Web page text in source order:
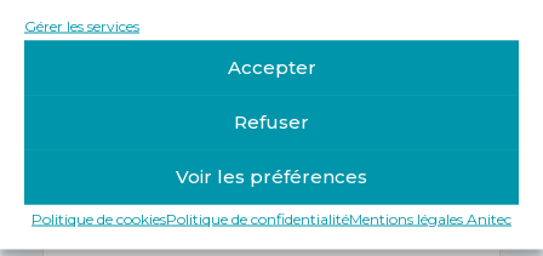
Gérer les services
Accepter
Refuser
Voir les préférences
Politique de cookiesPolitique de confidentialitéMentions légales Anitec
AFORP
Systèmes de sécurité incendie –
Installation